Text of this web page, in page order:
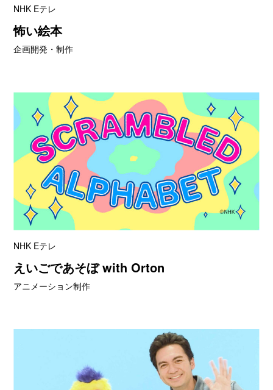
NHK Eテレ
怖い絵本
企画開発・制作
NHK Eテレ
えいごであそぼ with Orton
アニメーション制作